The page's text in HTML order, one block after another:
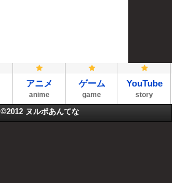
アニメ
anime
ゲーム
game
YouTube
story
©2012 ヌルポあんてな